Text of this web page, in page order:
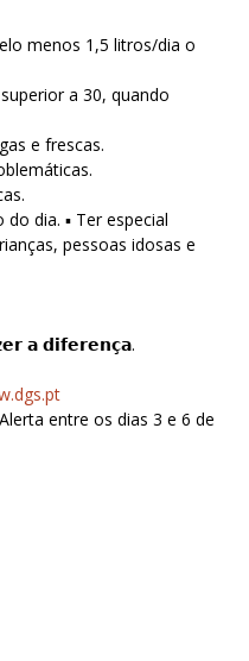
menos 1,5 litros/dia o
a 30, quando
e frescas.
dia. ▪ Ter especial
pessoas idosas e
𝗮 𝗱𝗶𝗳𝗲𝗿𝗲𝗻𝗰̧𝗮.
entre os dias 3 e 6 de